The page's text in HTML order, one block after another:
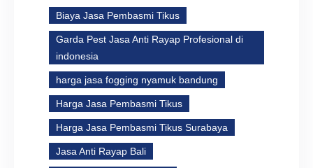
Biaya Jasa Pembasmi Tikus
Garda Pest Jasa Anti Rayap Profesional di
indonesia
harga jasa fogging nyamuk bandung
Harga Jasa Pembasmi Tikus
Harga Jasa Pembasmi Tikus Surabaya
Jasa Anti Rayap Bali